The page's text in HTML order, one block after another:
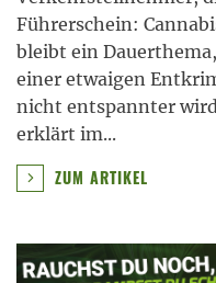
Führerschein:
bleibt ein
einer etwaigen
nicht entspannter
erklärt im...
ZUM ARTIKEL